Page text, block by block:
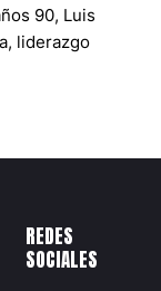
90, Luis
liderazgo
REDES
SOCIALES